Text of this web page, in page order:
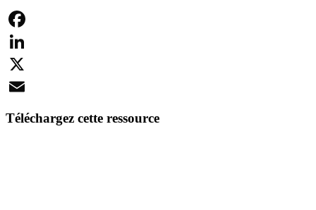
Facebook
LinkedIn
X
Téléchargez cette ressource